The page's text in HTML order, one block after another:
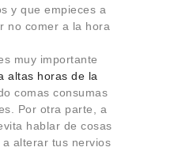
y que empieces a
no comer a la hora
muy importante
altas horas de la
comas consumas
Por otra parte, a
hablar de cosas
alterar tus nervios